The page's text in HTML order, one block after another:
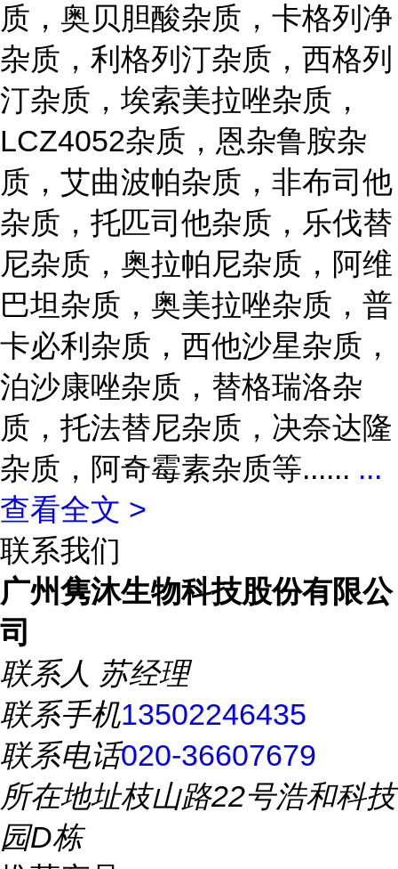
质，奥贝胆酸杂质，卡格列净
杂质，利格列汀杂质，西格列
汀杂质，埃索美拉唑杂质，
LCZ4052杂质，恩杂鲁胺杂
质，艾曲波帕杂质，非布司他
杂质，托匹司他杂质，乐伐替
尼杂质，奥拉帕尼杂质，阿维
巴坦杂质，奥美拉唑杂质，普
卡必利杂质，西他沙星杂质，
泊沙康唑杂质，替格瑞洛杂
质，托法替尼杂质，决奈达隆
杂质，阿奇霉素杂质等...... ...
查看全文 >
联系我们
广州隽沐生物科技股份有限公
司
联系人 苏经理
联系手机13502246435
联系电话020-36607679
所在地址枝山路22号浩和科技
园D栋